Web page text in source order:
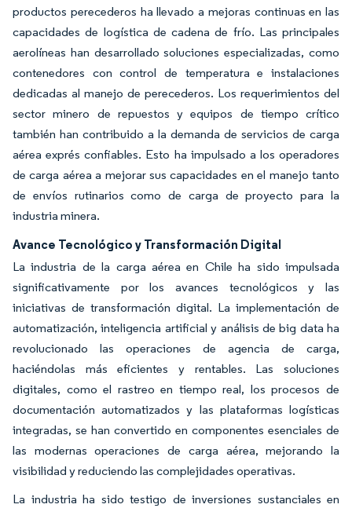
productos perecederos ha llevado a mejoras continuas en las
capacidades de logística de cadena de frío. Las principales
aerolíneas han desarrollado soluciones especializadas, como
contenedores con control de temperatura e instalaciones
dedicadas al manejo de perecederos. Los requerimientos del
sector minero de repuestos y equipos de tiempo crítico
también han contribuido a la demanda de servicios de carga
aérea exprés confiables. Esto ha impulsado a los operadores
de carga aérea a mejorar sus capacidades en el manejo tanto
de envíos rutinarios como de carga de proyecto para la
industria minera.
Avance Tecnológico y Transformación Digital
La industria de la carga aérea en Chile ha sido impulsada
significativamente por los avances tecnológicos y las
iniciativas de transformación digital. La implementación de
automatización, inteligencia artificial y análisis de big data ha
revolucionado las operaciones de agencia de carga,
haciéndolas más eficientes y rentables. Las soluciones
digitales, como el rastreo en tiempo real, los procesos de
documentación automatizados y las plataformas logísticas
integradas, se han convertido en componentes esenciales de
las modernas operaciones de carga aérea, mejorando la
visibilidad y reduciendo las complejidades operativas.
La industria ha sido testigo de inversiones sustanciales en